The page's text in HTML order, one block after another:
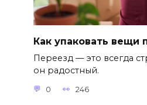
Как упаковать вещи
Переезд — это всегда
он радостный.
0 246